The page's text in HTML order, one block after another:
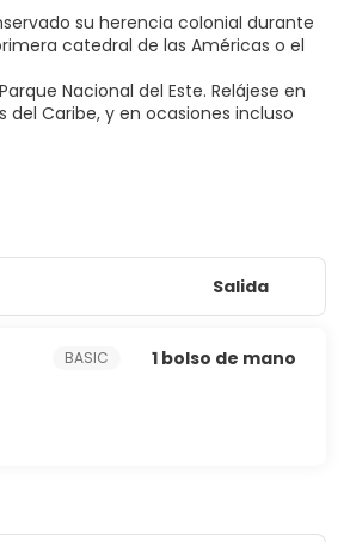
su herencia colonial durante
catedral de las Américas o el
Nacional del Este. Relájese en
Caribe, y en ocasiones incluso
Salida
BASIC 1 bolso de mano